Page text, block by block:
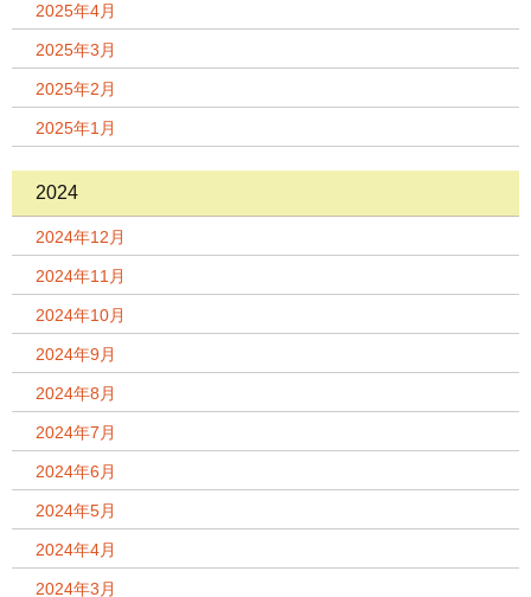
2025年4月
2025年3月
2025年2月
2025年1月
2024
2024年12月
2024年11月
2024年10月
2024年9月
2024年8月
2024年7月
2024年6月
2024年5月
2024年4月
2024年3月